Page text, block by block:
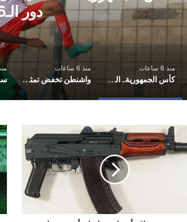
دور الـ16
منذ 6 ساعات
كأس الجمهورية.. المكلا يُكمل عقد الفرق المتأهلة إلى دور الـ16
منذ 6 ساعات
واشنطن تخفض تمثيلها الدبلوماسي لدى اليمن بعد مغادرة فاجن
منذ 6
يد